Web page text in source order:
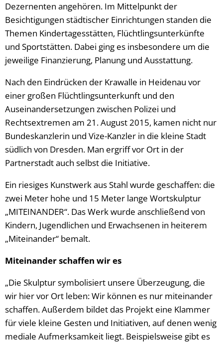
Dezernenten angehören. Im Mittelpunkt der
Besichtigungen städtischer Einrichtungen standen die
Themen Kindertagesstätten, Flüchtlingsunterkünfte
und Sportstätten. Dabei ging es insbesondere um die
jeweilige Finanzierung, Planung und Ausstattung.
Nach den Eindrücken der Krawalle in Heidenau vor
einer großen Flüchtlingsunterkunft und den
Auseinandersetzungen zwischen Polizei und
Rechtsextremen am 21. August 2015, kamen nicht nur
Bundeskanzlerin und Vize-Kanzler in die kleine Stadt
südlich von Dresden. Man ergriff vor Ort in der
Partnerstadt auch selbst die Initiative.
Ein riesiges Kunstwerk aus Stahl wurde geschaffen: die
zwei Meter hohe und 15 Meter lange Wortskulptur
„MITEINANDER“. Das Werk wurde anschließend von
Kindern, Jugendlichen und Erwachsenen in heiterem
„Miteinander“ bemalt.
Miteinander schaffen wir es
„Die Skulptur symbolisiert unsere Überzeugung, die
wir hier vor Ort leben: Wir können es nur miteinander
schaffen. Außerdem bildet das Projekt eine Klammer
für viele kleine Gesten und Initiativen, auf denen wenig
mediale Aufmerksamkeit liegt. Beispielsweise gibt es